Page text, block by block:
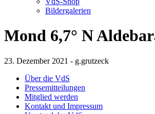
Bildergalerien
Mond 6,7° N
23. Dezember 2021 - g.grutzeck
Über die VdS
Pressemitteilungen
Mitglied werden
Kontakt und Impressum